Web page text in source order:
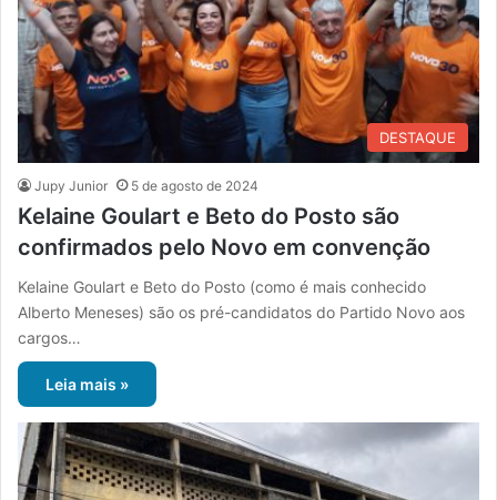
DESTAQUE
Jupy Junior 5 de agosto de 2024
Kelaine Goulart e Beto do Posto são
confirmados pelo Novo em convenção
Kelaine Goulart e Beto do Posto (como é mais conhecido
Alberto Meneses) são os pré-candidatos do Partido Novo aos
cargos…
Leia mais »